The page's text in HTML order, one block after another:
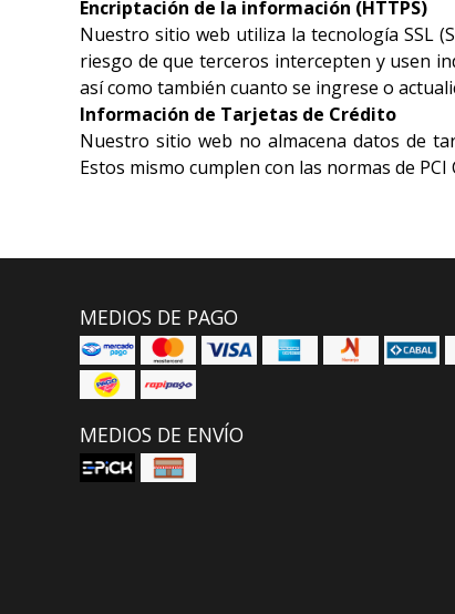
Encriptación de la información (HTTPS)
Nuestro sitio web utiliza la tecnología SSL
riesgo de que terceros intercepten y usen
así como también cuanto se ingrese o
Información de Tarjetas de Crédito
Nuestro sitio web no almacena datos de
Estos mismo cumplen con las normas de PCI
MEDIOS DE PAGO
MEDIOS DE ENVÍO